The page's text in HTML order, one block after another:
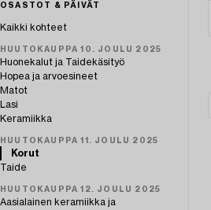
OSASTOT & PÄIVÄT
Kaikki kohteet
HUUTOKAUPPA 10. JOULU 2025
Huonekalut ja Taidekäsityö
Hopea ja arvoesineet
Matot
Lasi
Keramiikka
HUUTOKAUPPA 11. JOULU 2025
Korut
Taide
HUUTOKAUPPA 12. JOULU 2025
Aasialainen keramiikka ja